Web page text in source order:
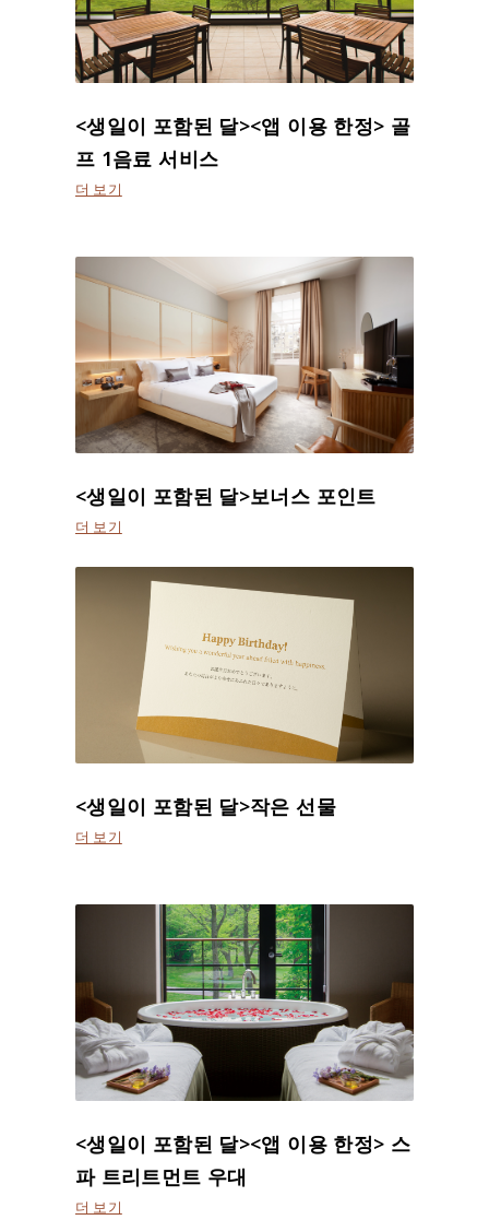
<생일이 포함된 달><앱 이용 한정> 골
프 1음료 서비스
더 보기
<생일이 포함된 달>보너스 포인트
더 보기
<생일이 포함된 달>작은 선물
더 보기
<생일이 포함된 달><앱 이용 한정> 스
파 트리트먼트 우대
더 보기